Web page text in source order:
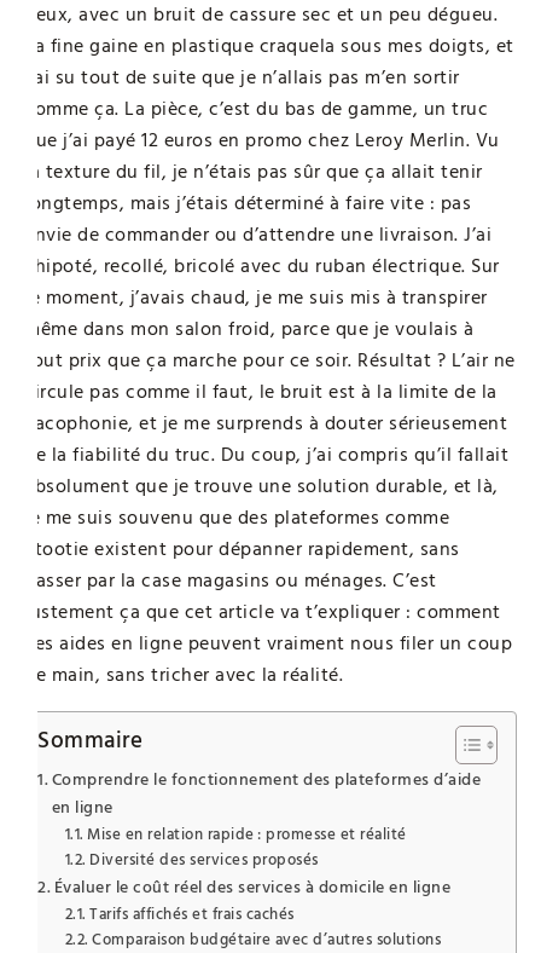
deux, avec un bruit de cassure sec et un peu dégueu.
La fine gaine en plastique craquela sous mes doigts, et
j’ai su tout de suite que je n’allais pas m’en sortir
comme ça. La pièce, c’est du bas de gamme, un truc
que j’ai payé 12 euros en promo chez Leroy Merlin. Vu
la texture du fil, je n’étais pas sûr que ça allait tenir
longtemps, mais j’étais déterminé à faire vite : pas
envie de commander ou d’attendre une livraison. J’ai
chipoté, recollé, bricolé avec du ruban électrique. Sur
le moment, j’avais chaud, je me suis mis à transpirer
même dans mon salon froid, parce que je voulais à
tout prix que ça marche pour ce soir. Résultat ? L’air ne
circule pas comme il faut, le bruit est à la limite de la
cacophonie, et je me surprends à douter sérieusement
de la fiabilité du truc. Du coup, j’ai compris qu’il fallait
absolument que je trouve une solution durable, et là,
je me suis souvenu que des plateformes comme
Stootie existent pour dépanner rapidement, sans
passer par la case magasins ou ménages. C’est
justement ça que cet article va t’expliquer : comment
ces aides en ligne peuvent vraiment nous filer un coup
de main, sans tricher avec la réalité.
Sommaire
Comprendre le fonctionnement des plateformes d’aide
en ligne
Mise en relation rapide : promesse et réalité
Diversité des services proposés
Évaluer le coût réel des services à domicile en ligne
Tarifs affichés et frais cachés
Comparaison budgétaire avec d’autres solutions